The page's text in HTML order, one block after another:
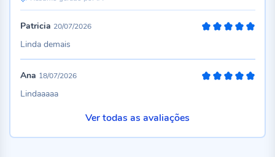
Patricia 20/07/2026
Linda demais
Ana 18/07/2026
Lindaaaaa
Ver todas as avaliações